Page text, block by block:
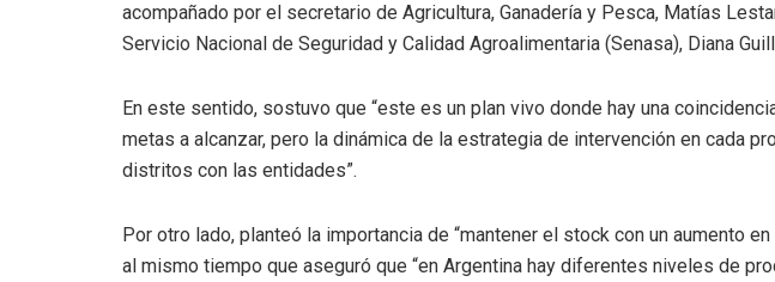
acompañado por el secretario de Agricultura, Ganadería y Pesca, Matías
Servicio Nacional de Seguridad y Calidad Agroalimentaria (Senasa), Diana
En este sentido, sostuvo que “este es un plan vivo donde hay una
metas a alcanzar, pero la dinámica de la estrategia de intervención en cada
distritos con las entidades”.
Por otro lado, planteó la importancia de “mantener el stock con un aumento
al mismo tiempo que aseguró que “en Argentina hay diferentes niveles de